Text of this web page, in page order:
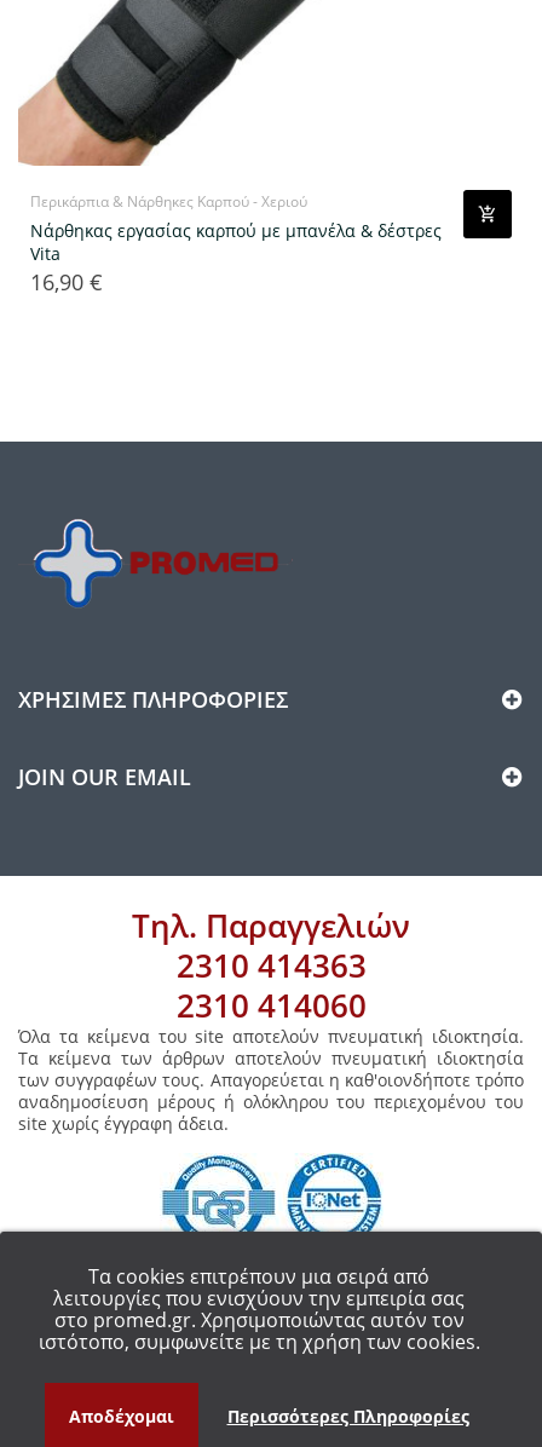
Τα cookies επιτρέπουν μια σειρά από
λειτουργίες που ενισχύουν την εμπειρία σας
στο promed.gr. Χρησιμοποιώντας αυτόν τον
ιστότοπο, συμφωνείτε με τη χρήση των cookies.
Αποδέχομαι Περισσότερες Πληροφορίες
Περικάρπια & Νάρθηκες Καρπού - Χεριού
Νάρθηκας εργασίας καρπού με μπανέλα & δέστρες
Vita
Τιμή
16,90 €
ΧΡΉΣΙΜΕΣ ΠΛΗΡΟΦΟΡΊΕΣ
JOIN OUR EMAIL
Τηλ. Παραγγελιών
2310 414363
2310 414060
Όλα τα κείμενα του site αποτελούν πνευματική ιδιοκτησία.
Τα κείμενα των άρθρων αποτελούν πνευματική ιδιοκτησία
των συγγραφέων τους. Απαγορεύεται η καθ'οιονδήποτε τρόπο
αναδημοσίευση μέρους ή ολόκληρου του περιεχομένου του
site χωρίς έγγραφη άδεια.
COPYRIGHT 2018 - ALL RIGHT RESERVED.PROMED ΟΡΘΟΠΕΔΙΚΑ ΕΙΔΗ
ΘΕΣΣΑΛΟΝΙΚΗ